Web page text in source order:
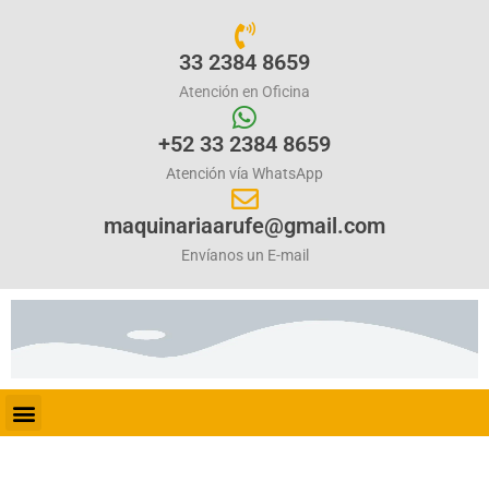
33 2384 8659
Atención en Oficina
+52 33 2384 8659
Atención vía WhatsApp
maquinariaarufe@gmail.com
Envíanos un E-mail